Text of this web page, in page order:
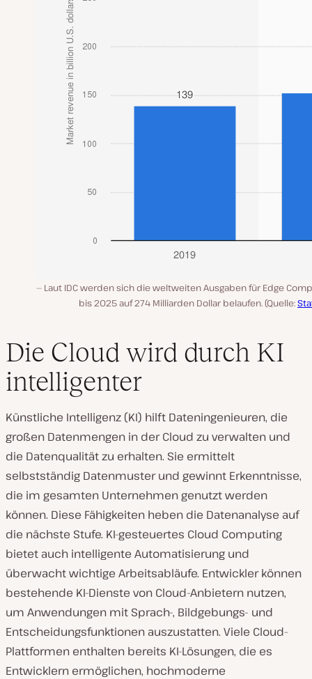
Laut IDC werden sich die weltweiten Ausgaben für Edge
bis 2025 auf 274 Milliarden Dollar belaufen. (Quelle:
Die Cloud wird durch KI
intelligenter
Künstliche Intelligenz (KI) hilft Dateningenieuren, die
großen Datenmengen in der Cloud zu verwalten und
die Datenqualität zu erhalten. Sie ermittelt
selbstständig Datenmuster und gewinnt Erkenntnisse,
die im gesamten Unternehmen genutzt werden
können. Diese Fähigkeiten heben die Datenanalyse auf
die nächste Stufe. KI-gesteuertes Cloud Computing
bietet auch intelligente Automatisierung und
überwacht wichtige Arbeitsabläufe. Entwickler können
bestehende KI-Dienste von Cloud-Anbietern nutzen,
um Anwendungen mit Sprach-, Bildgebungs- und
Entscheidungsfunktionen auszustatten. Viele Cloud-
Plattformen enthalten bereits KI-Lösungen, die es
Entwicklern ermöglichen, hochmoderne